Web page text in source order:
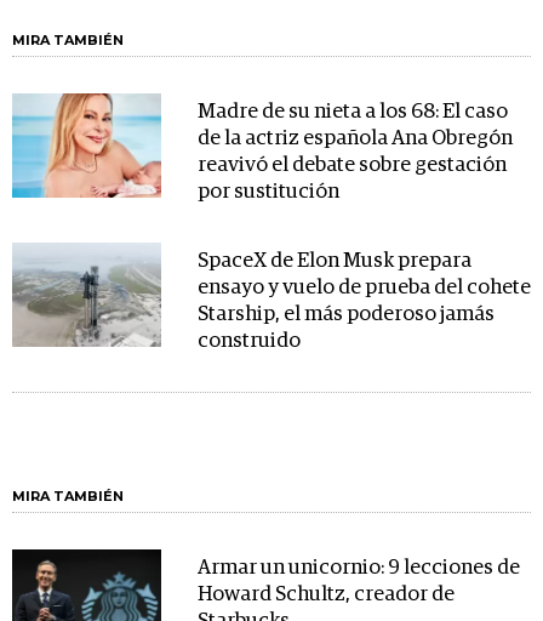
MIRA TAMBIÉN
Madre de su nieta a los 68: El caso
de la actriz española Ana Obregón
reavivó el debate sobre gestación
por sustitución
SpaceX de Elon Musk prepara
ensayo y vuelo de prueba del cohete
Starship, el más poderoso jamás
construido
MIRA TAMBIÉN
Armar un unicornio: 9 lecciones de
Howard Schultz, creador de